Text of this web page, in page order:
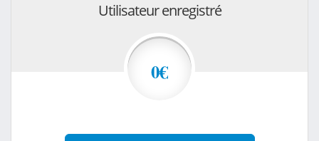
Utilisateur enregistré
0€